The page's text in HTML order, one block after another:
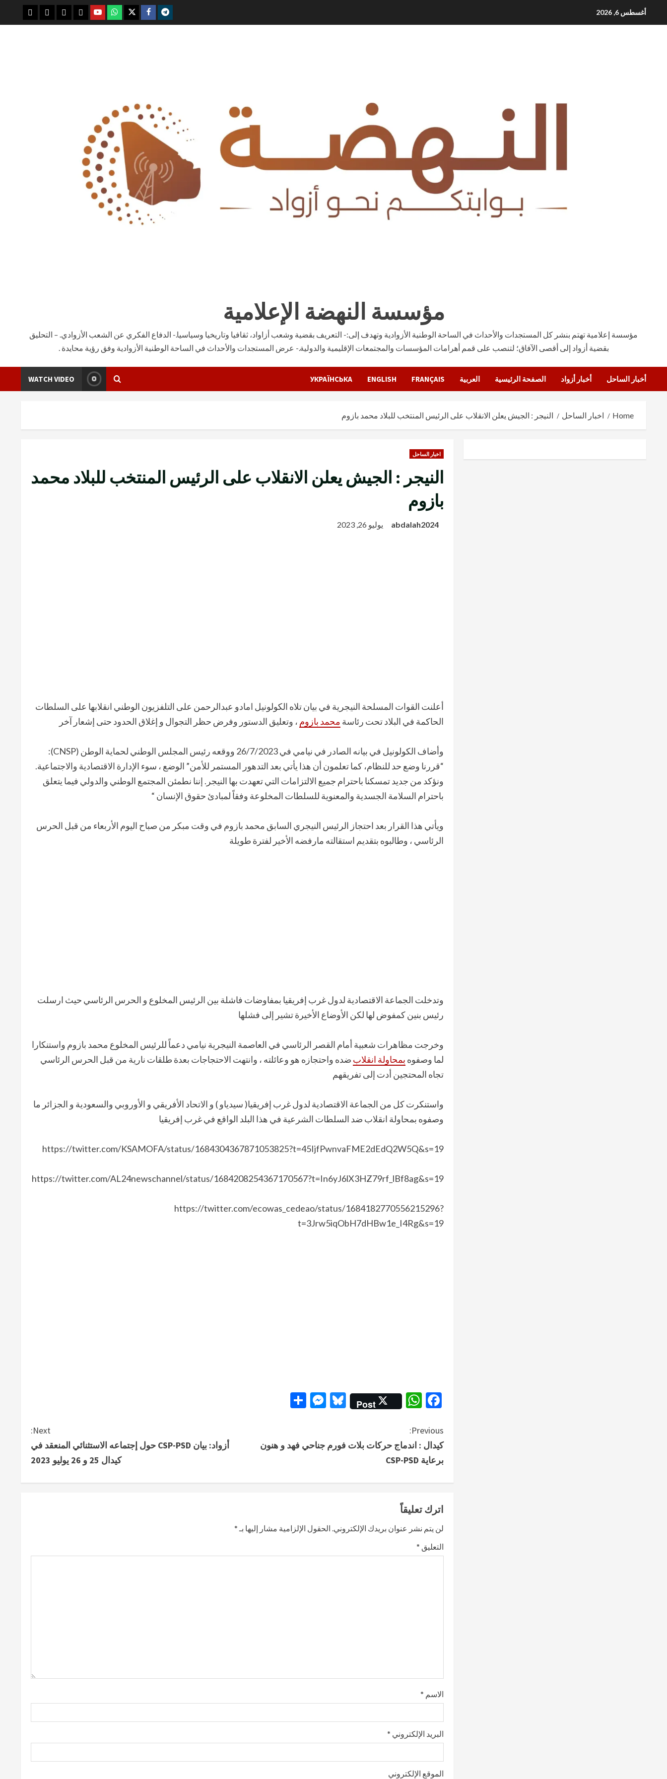
أغسطس 6, 2026 telegram
facebook
x
whatsap
youtube
مؤسسة النهضة الإعلامية
مؤسسة إعلامية تهتم بنشر كل المستجدات والأحداث في الساحة الوطنية الأزوادية وتهدف إلى:- التعريف بقضية وشعب أزاواد، ثقافيا وتاريخيا وسياسيا.- الدفاع الفكري عن الشعب الأزوادي. – التحليق
بقضية أزواد إلى أقصى الآفاق؛ لتنصب على قمم أهرامات المؤسسات والمجتمعات الإقليمية والدولية.- عرض المستجدات والأحداث في الساحة الوطنية الأزوادية وفق رؤية محايدة .
أخبار الساحل أخبار أزواد الصفحة الرئيسية العربية FRANÇAIS
ENGLISH
УКРАЇНСЬКА
WATCH VIDEO
Home اخبار الساحل النيجر : الجيش يعلن الانقلاب على الرئيس المنتخب للبلاد محمد بازوم
اخبار الساحل
النيجر : الجيش يعلن الانقلاب على الرئيس المنتخب للبلاد محمد
بازوم
abdalah2024 يوليو 26, 2023
أعلنت القوات المسلحة النيجرية في بيان تلاه الكولونيل امادو عبدالرحمن على التلفزيون الوطني انقلابها على السلطات
الحاكمة في البلاد تحت رئاسة محمد بازوم ، وتعليق الدستور وفرض حظر التجوال و إغلاق الحدود حتى إشعار آخر
وأضاف الكولونيل في بيانه الصادر في نيامي في 26/7/2023 ووقعه رئيس المجلس الوطني لحماية الوطن (CNSP):
“قررنا وضع حد للنظام، كما تعلمون أن هذا يأتي بعد التدهور المستمر للأمن” الوضع ، سوء الإدارة الاقتصادية والاجتماعية.
ونؤكد من جديد تمسكنا باحترام جميع الالتزامات التي تعهدت بها النيجر. إننا نطمئن المجتمع الوطني والدولي فيما يتعلق
باحترام السلامة الجسدية والمعنوية للسلطات المخلوعة وفقاً لمبادئ حقوق الإنسان “
ويأتي هذا القرار بعد احتجاز الرئيس النيجري السابق محمد بازوم في وقت مبكر من صباح اليوم الأربعاء من قبل الحرس
الرئاسي ، وطالبوه بتقديم استقالته مارفضه الأخير لفترة طويلة
وتدخلت الجماعة الاقتصادية لدول غرب إفريقيا بمفاوضات فاشلة بين الرئيس المخلوع و الحرس الرئاسي حيث ارسلت
رئيس بنين كمفوض لها لكن الأوضاع الأخيرة تشير إلى فشلها
وخرجت مظاهرات شعبية أمام القصر الرئاسي في العاصمة النيجرية نيامي دعماً للرئيس المخلوع محمد بازوم واستنكارا
لما وصفوه بمحاولة انقلاب ضده واحتجازه هو وعائلته ، وانتهت الاحتجاجات بعدة طلقات نارية من قبل الحرس الرئاسي
تجاه المحتجين أدت إلى تفريقهم
واستنكرت كل من الجماعة الاقتصادية لدول غرب إفريقيا( سيدياو ) و الاتحاد الأفريقي و الأوروبي والسعودية و الجزائر ما
وصفوه بمحاولة انقلاب ضد السلطات الشرعية في هذا البلد الواقع في غرب إفريقيا
https://twitter.com/KSAMOFA/status/1684304367871053825?t=45IjfPwnvaFME2dEdQ2W5Q&s=19
https://twitter.com/AL24newschannel/status/1684208254367170567?t=In6yJ6lX3HZ79rf_lBf8ag&s=19
https://twitter.com/ecowas_cedeao/status/1684182770556215296?
t=3Jrw5iqObH7dHBw1e_I4Rg&s=19
Facebook
WhatsApp
Post
Bluesky
Messenger
C
o
i
n
u
i
n
g
Previous:
كيدال : اندماج حركات بلات فورم جناحي فهد و هنون
برعاية CSP-PSD
Next:
أزواد: بيان CSP-PSD حول إجتماعه الاستثنائي المنعقد في
كيدال 25 و 26 يوليو 2023
اترك تعليقاً
لن يتم نشر عنوان بريدك الإلكتروني. الحقول الإلزامية مشار إليها بـ *
التعليق *
الاسم *
البريد الإلكتروني *
الموقع الإلكتروني